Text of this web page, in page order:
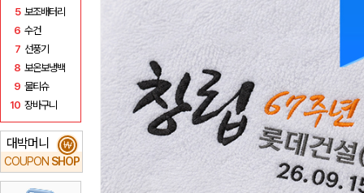
5 보조배터리
6 수건
7 선풍기
8 보온보냉백
9 물티슈
10 장바구니
대박머니
COUPON SHOP
₩